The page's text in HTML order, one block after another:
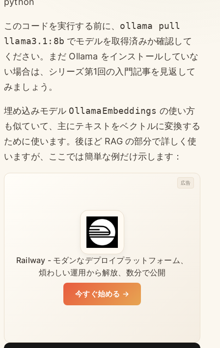
このコードを実行する前に、 ollama pull
llama3.1:8b でモデルを取得済みか確認して
ください。まだ Ollama をインストールしていな
い場合は、シリーズ第1回の入門記事を見返して
みましょう。
埋め込みモデル OllamaEmbeddings の使い方
も似ていて、主にテキストをベクトルに変換する
ために使います。後ほど RAG の部分で詳しく使
いますが、ここでは簡単な例だけ示します：
Railway - モダンなデプロイプラットフォーム、
煩わしい運用から解放、数分で公開
今すぐ始める →
広告